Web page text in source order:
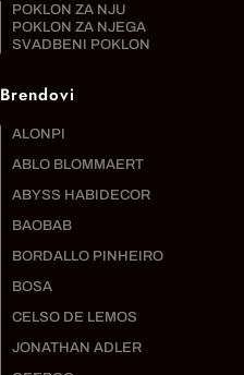
POKLON ZA NJU
POKLON ZA NJEGA
SVADBENI POKLON
Brendovi
ALONPI
ABLO BLOMMAERT
ABYSS HABIDECOR
BAOBAB
BORDALLO PINHEIRO
BOSA
CELSO DE LEMOS
JONATHAN ADLER